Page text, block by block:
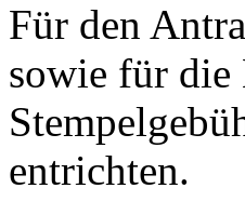
Für den
sowie für die
entrichten.